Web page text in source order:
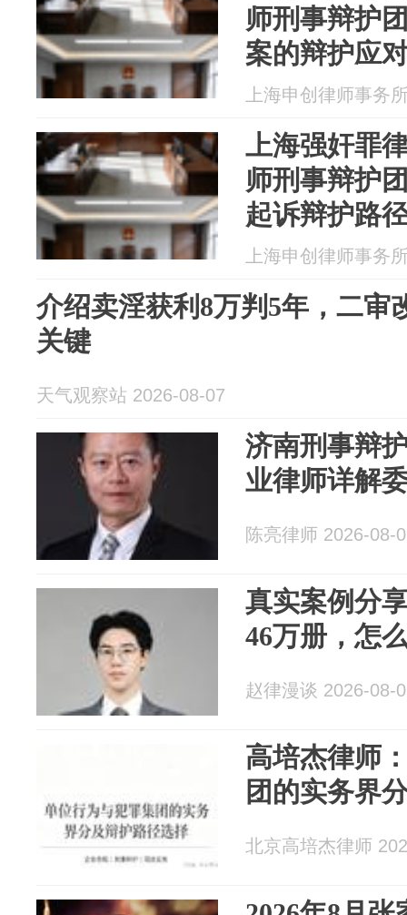
师刑事辩护
案的辩护应
上海申创律师事务
上海强奸罪
师刑事辩护
起诉辩护路
上海申创律师事务
介绍卖淫获利8万判5年，二审
关键
天气观察站 2026-08-07
济南刑事辩
业律师详解
陈亮律师 2026-08-
真实案例分
46万册，怎
赵律漫谈 2026-08-
高培杰律师
团的实务界
北京高培杰律师